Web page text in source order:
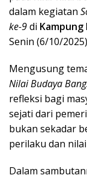
dalam kegiatan
ke-9di Kampung
Senin (6/10/
Mengusung
Nilai Budaya
refleksi bagi
sejati dari
bukan sekadar
perilaku dan
Dalam